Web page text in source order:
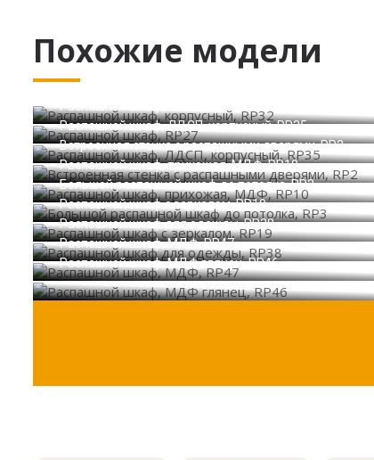
Похожие модели
Распашной шкаф, корпусный, RP32
Распашной шкаф, RP27
Распашной шкаф, ЛДСП, корпусный, RP35
Встроенная стенка с распашными дверями, RP2
Распашной шкаф, прихожая, МДФ, RP10
Большой распашной шкаф до потолка, RP3
Распашной шкаф с зеркалом, RP19
Распашной шкаф для одежды, RP38
Распашной шкаф, МДФ, RP47
Распашной шкаф, МДФ глянец, RP46